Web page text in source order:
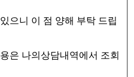
으니 이 점 양해 부탁 드립
은 나의상담내역에서 조회